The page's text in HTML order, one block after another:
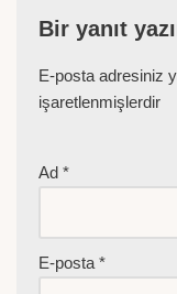
Bir yanıt
E-posta adresiniz
işaretlenmişlerdir
Ad *
E-posta *